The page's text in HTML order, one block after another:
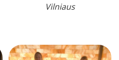
Vilniaus